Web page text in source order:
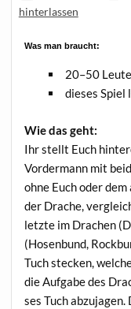
hinterlassen
Was man braucht:
20–50 Leu­te
die­ses Spiel
Wie das geht:
Ihr stellt Euch
Vor­der­mann mit
ohne Euch oder
der Dra­che,
letz­te im Dra­chen
(Hosen­bund,
Tuch ste­cken,
die Auf­ga­be des
ses Tuch